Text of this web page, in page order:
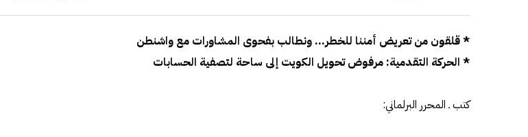
* قلقون من تعريض أمننا للخطر... ونطالب بفحوى المشاورات مع واشنطن
* الحركة التقدمية: مرفوض تحويل الكويت إلى ساحة لتصفية الحسابات
كتب ـ المحرر البرلماني: